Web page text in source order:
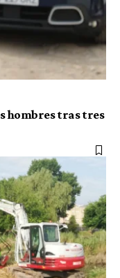
hombres tras tres